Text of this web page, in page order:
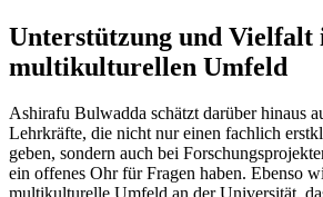
Unterstützung und Vielfalt
multikulturellen Umfeld
Ashirafu Bulwadda schätzt darüber hinaus
Lehrkräfte, die nicht nur einen fachlich
geben, sondern auch bei
ein offenes Ohr für Fragen haben. Ebenso